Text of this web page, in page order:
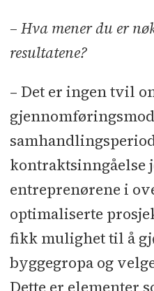
– Hva mener du er
resultatene?
– Det er ingen tvil
kontraktsinngåelse
entreprenørene i
optimaliserte
fikk mulighet til å
byggegropa og